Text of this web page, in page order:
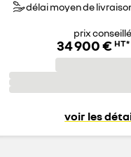
délai moyen de
prix conseillé
34 900 € HT*
voir les